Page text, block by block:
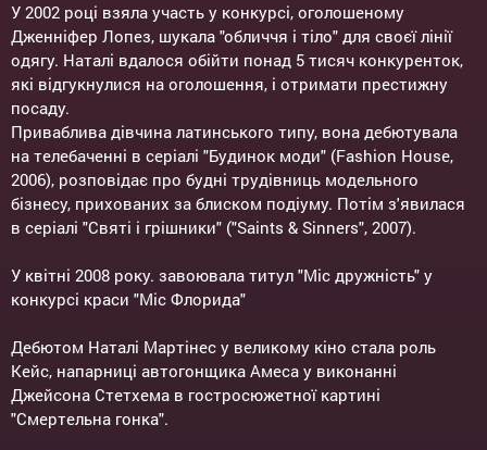
У 2002 році взяла участь у конкурсі, оголошеному
Дженніфер Лопез, шукала "обличчя і тіло" для своєї лінії
одягу. Наталі вдалося обійти понад 5 тисяч конкуренток,
які відгукнулися на оголошення, і отримати престижну
посаду.
Приваблива дівчина латинського типу, вона дебютувала
на телебаченні в серіалі "Будинок моди" (Fashion House,
2006), розповідає про будні трудівниць модельного
бізнесу, прихованих за блиском подіуму. Потім з'явилася
в серіалі "Святі і грішники" ("Saints & Sinners", 2007).
У квітні 2008 року. завоювала титул "Міс дружність" у
конкурсі краси "Міс Флорида"
Дебютом Наталі Мартінес у великому кіно стала роль
Кейс, напарниці автогонщика Амеса у виконанні
Джейсона Стетхема в гостросюжетної картині
"Смертельна гонка".